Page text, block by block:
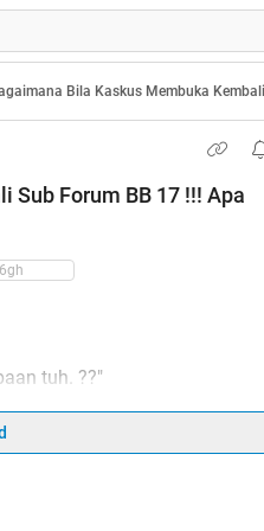
Bila Kaskus Membuka
Sub Forum BB 17 !!! Apa
tuh. ??"
Sembur..."
begituan..."